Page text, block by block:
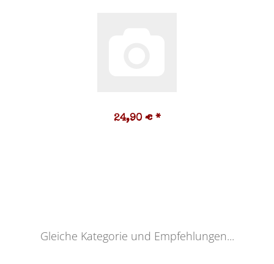
24,90 € *
Gleiche Kategorie und Empfehlungen...